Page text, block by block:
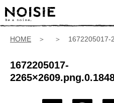
HOME ＞ ＞ 1672205017-
1672205017-